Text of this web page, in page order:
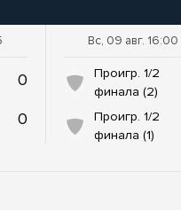
0
0
Вс, 09 авг. 16:00
Проигр. 1/2
финала (2)
Проигр. 1/2
финала (1)